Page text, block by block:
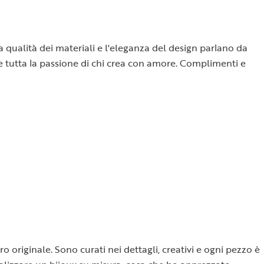
dei materiali e l'eleganza del design parlano da
tutta la passione di chi crea con amore. Complimenti e
originale. Sono curati nei dettagli, creativi e ogni pezzo è